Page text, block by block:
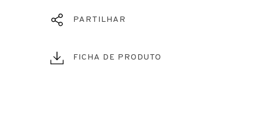
PARTILHAR
FICHA DE PRODUTO